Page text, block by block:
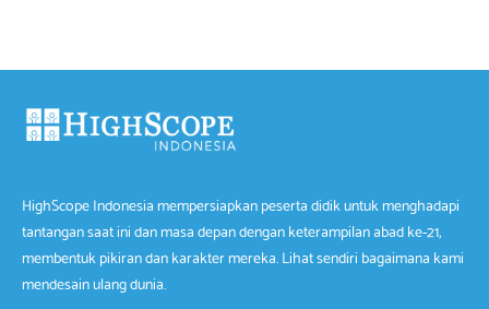
HighScope Indonesia mempersiapkan peserta didik untuk menghadapi
tantangan saat ini dan masa depan dengan keterampilan abad ke-21,
membentuk pikiran dan karakter mereka. Lihat sendiri bagaimana kami
mendesain ulang dunia.